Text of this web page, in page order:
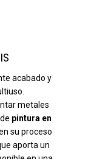
acabado y
metales
pintura en
su proceso
aporta un